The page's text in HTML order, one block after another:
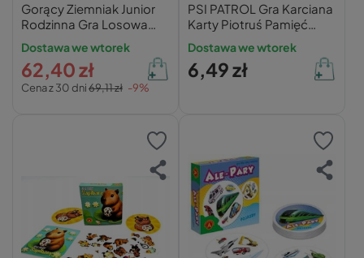
Gorący Ziemniak Junior
Rodzinna Gra Losowa
Planszowa 4+ Alexander
1413
Dostawa we wtorek
Cena z 30 dni69,11 zł -9%
62,40 zł
PSI PATROL Gra Karciana
Karty Piotruś Pamięć
Memo Memory 4+ Trefl
Dostawa we wtorek
6,49 zł